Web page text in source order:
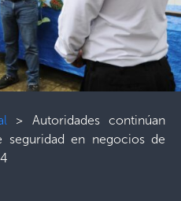
> Autoridades continúan
seguridad en negocios de